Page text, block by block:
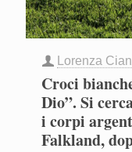
Lorenza
Croci
Dio”. Si
i corpi
Falkland,